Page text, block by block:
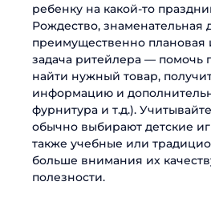
ребенку на какой-то
Рождество, знаменательная
преимущественно
задача ритейлера — помочь
найти нужный товар,
информацию и
фурнитура и т.д.).
обычно выбирают детские
также учебные или
больше внимания их
полезности.